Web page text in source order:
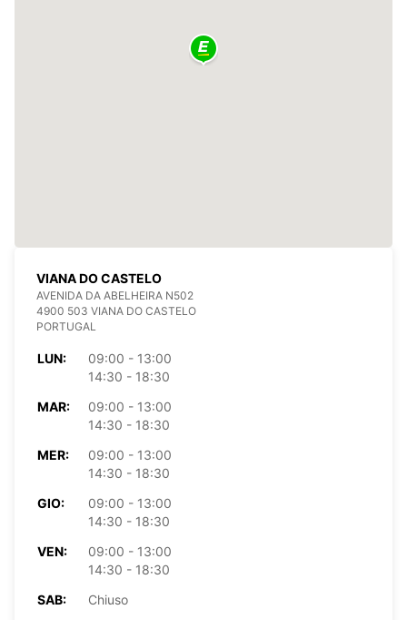
VIANA DO CASTELO
AVENIDA DA ABELHEIRA N502
4900 503 VIANA DO CASTELO
PORTUGAL
LUN:
09:00 - 13:00
14:30 - 18:30
MAR:
09:00 - 13:00
14:30 - 18:30
MER:
09:00 - 13:00
14:30 - 18:30
GIO:
09:00 - 13:00
14:30 - 18:30
VEN:
09:00 - 13:00
14:30 - 18:30
SAB:
Chiuso